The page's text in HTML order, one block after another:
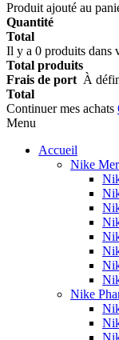
Produit ajouté au
Quantité
Total
Il y a 0 produits dans
Total produits
Frais de port À
Total
Continuer mes achats
Menu
Accueil
Nike
Nike